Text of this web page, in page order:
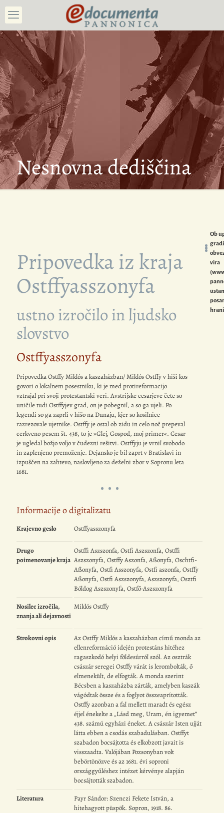
Nesnovna dediščina
Pripovedka iz kraja
Ostffyasszonyfa
ustno izročilo in ljudsko
slovstvo
Ostffyasszonyfa
Pripovedka Ostffy Miklós a kaszaházban/ Miklós Ostffy v hiši kos
govori o lokalnem posestniku, ki je med protireformacijo
vztrajal pri svoji protestantski veri. Avstrijske cesarjeve čete so
uničile tudi Ostffyjev grad, on je pobegnil, a so ga ujeli. Po
legendi so ga zaprli v hišo na Dunaju, kjer so kosilnice
razrezovale ujetnike. Ostffy je ostal ob zidu in celo noč prepeval
cerkveno pesem št. 438, to je »Glej, Gospod, moj primer«. Cesar
je ugledal božjo voljo v čudezni rešitvi. Ostffyju je vrnil svobodo
in zaplenjeno premoženje. Dejansko je bil zaprt v Bratislavi in
izpuščen na zahtevo, naslovljeno za deželni zbor v Sopronu leta
1681.
Informacije o digitalizatu
Krajevno geslo Ostffyasszonyfa
Drugo
poimenovanje kraja
Ostffi Aszszonfa, Ostfi Aszszonfa, Ostffi
Aszszonyfa, Ostffy Aszonfa, Aßonyfa, Oschtfi-
Aßonyfa, Ostfi Asszonyfa, Ostfi aszonfa, Ostffy
Aßonyfa, Ostfi Aszszonyfa, Aszszonyfa, Osztfi
Bóldog Aszszonyfa, Ostfő-Aszszonyfa
Nosilec izročila,
znanja ali dejavnosti
Miklós Ostffy
Strokovni opis
Az Ostffy Miklós a kaszaházban című monda az
ellenreformáció idején protestáns hitéhez
ragaszkodó helyi földesúrról szól. Az osztrák
császár seregei Ostffy várát is lerombolták, ő
elmenekült, de elfogták. A monda szerint
Bécsben a kaszaházba zárták, amelyben kaszák
vágódtak össze és a foglyot összeaprították.
Ostffy azonban a fal mellett maradt és egész
éjjel énekelte a „Lásd meg, Uram, én igyemet”
438. számú egyházi éneket. A császár Isten ujját
látta ebben a csodás szabadulásban. Ostffyt
szabadon bocsájtotta és elkobzott javait is
visszaadta. Valójában Pozsonyban volt
bebörtönözve és az 1681. évi soproni
országgyűléshez intézet kérvénye alapján
bocsájtották szabadon.
Literatura
Payr Sándor: Szenczi Fekete István, a
hitehagyott püspök. Sopron, 1918. 86.
Ob
vira